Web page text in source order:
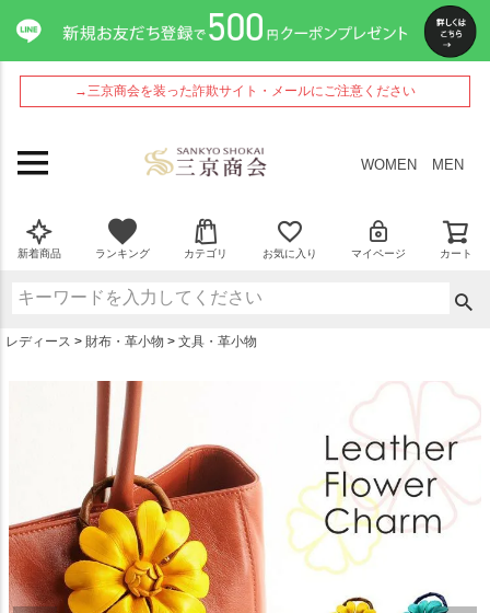
→三京商会を装った詐欺サイト・メールにご注意ください
WOMEN MEN
新着商品 ランキング カテゴリ お気に入り マイページ カート
レディース 財布・革小物 文具・革小物
ペー
ジト
ップ
へ